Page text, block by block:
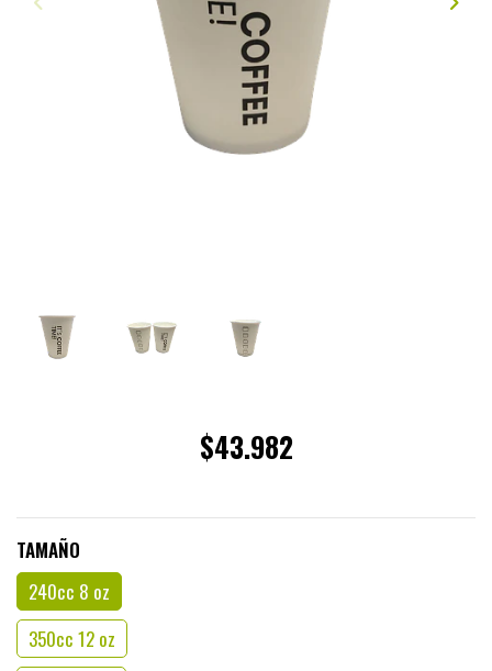
$43.982
TAMAÑO
240cc 8 oz
350cc 12 oz